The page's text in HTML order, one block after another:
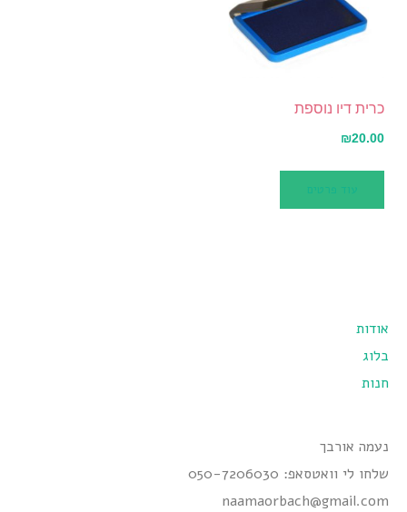
כרית דיו נוספת
₪20.00
עוד פרטים
אודות
בלוג
חנות
נעמה אורבך
שלחו לי וואטסאפ: 050-7206030
naamaorbach@gmail.com